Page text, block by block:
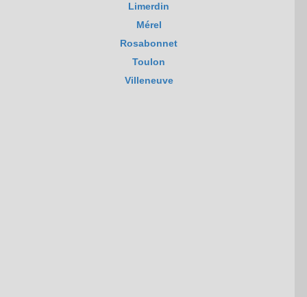
Limerdin
Mérel
Rosabonnet
Toulon
Villeneuve